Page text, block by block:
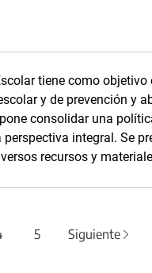
tiene como
y de prevención y
consolidar una
integral. Se
recursos y
5 Siguiente